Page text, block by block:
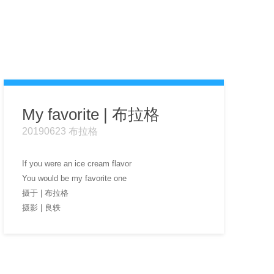
My favorite | 布拉格
20190623 布拉格
If you were an ice cream flavor
You would be my favorite one
摄于 | 布拉格
摄影 | 良轶